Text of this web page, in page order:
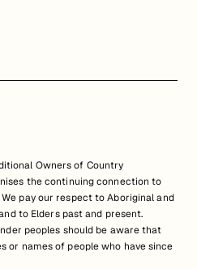
Owners of Country
the continuing connection to
pay our respect to Aboriginal and
to Elders past and present.
peoples should be aware that
or names of people who have since